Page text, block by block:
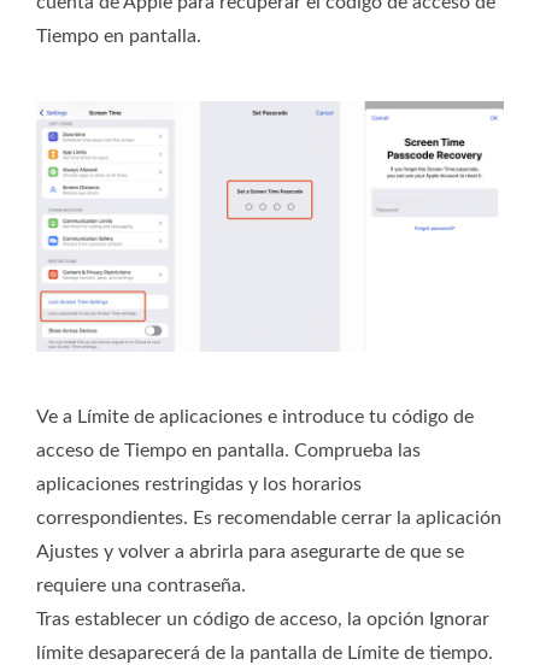
Tiempo en pantalla.
Ve a Límite de aplicaciones e introduce tu código de
acceso de Tiempo en pantalla. Comprueba las
aplicaciones restringidas y los horarios
correspondientes. Es recomendable cerrar la aplicación
Ajustes y volver a abrirla para asegurarte de que se
requiere una contraseña.
Tras establecer un código de acceso, la opción Ignorar
límite desaparecerá de la pantalla de Límite de tiempo.